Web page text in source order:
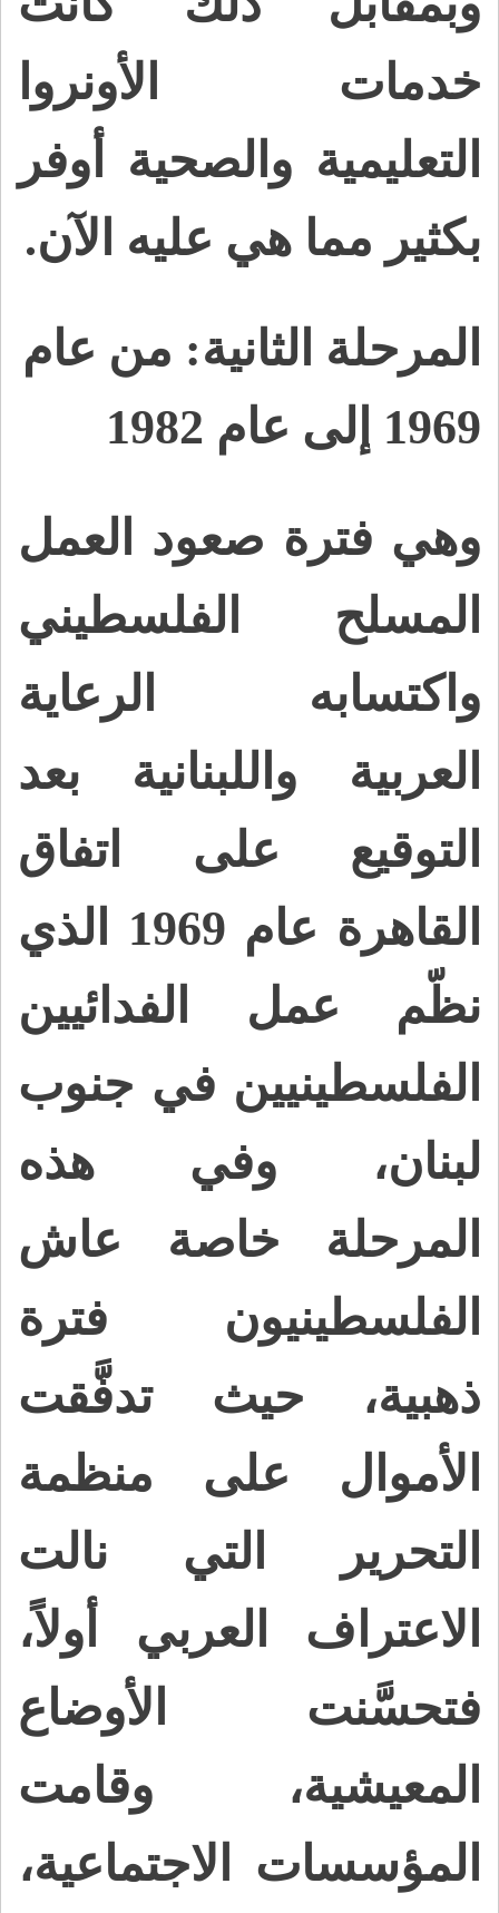
خدمات الأونروا
التعليمية والصحية أوفر
بكثير مما هي عليه الآن.
المرحلة الثانية: من عام
1969 إلى عام 1982
وهي فترة صعود العمل
المسلح الفلسطيني
واكتسابه الرعاية
العربية واللبنانية بعد
التوقيع على اتفاق
القاهرة عام 1969 الذي
نظّم عمل الفدائيين
الفلسطينيين في جنوب
لبنان، وفي هذه
المرحلة خاصة عاش
الفلسطينيون فترة
ذهبية، حيث تدفَّقت
الأموال على منظمة
التحرير التي نالت
الاعتراف العربي أولاً،
فتحسَّنت الأوضاع
المعيشية، وقامت
المؤسسات الاجتماعية،